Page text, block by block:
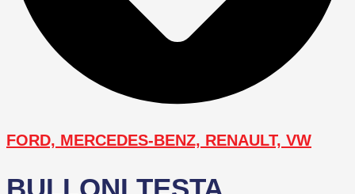
FORD, MERCEDES-BENZ, RENAULT, VW